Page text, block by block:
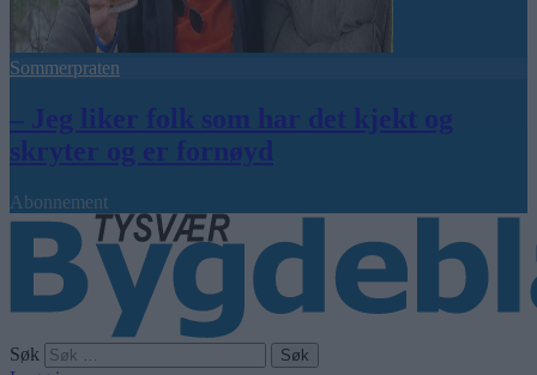
Sommerpraten
– Jeg liker folk som har det kjekt og
skryter og er fornøyd
Abonnement
Søk